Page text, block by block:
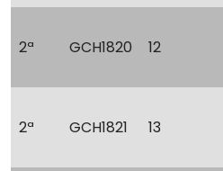
2ª GCH1820 12
2ª GCH1821 13